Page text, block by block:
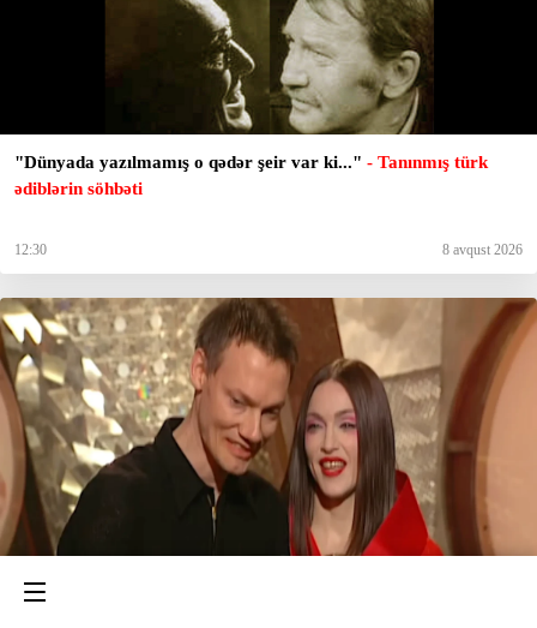
"Dünyada yazılmamış o qədər şeir var ki..." - Tanınmış türk
ədiblərin söhbəti
12:30 8 avqust 2026